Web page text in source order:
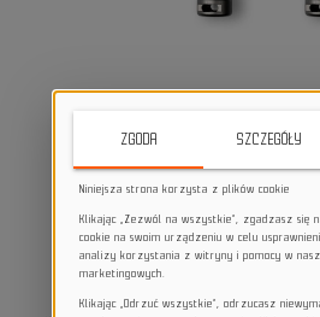
ZGODA SZCZEGÓŁY
Niniejsza strona korzysta z plików cookie
Klikając „Zezwól na wszystkie”, zgadzasz się
cookie na swoim urządzeniu w celu
analizy korzystania z witryny i pomocy w
marketingowych.
Klikając „Odrzuć wszystkie”, odrzucasz